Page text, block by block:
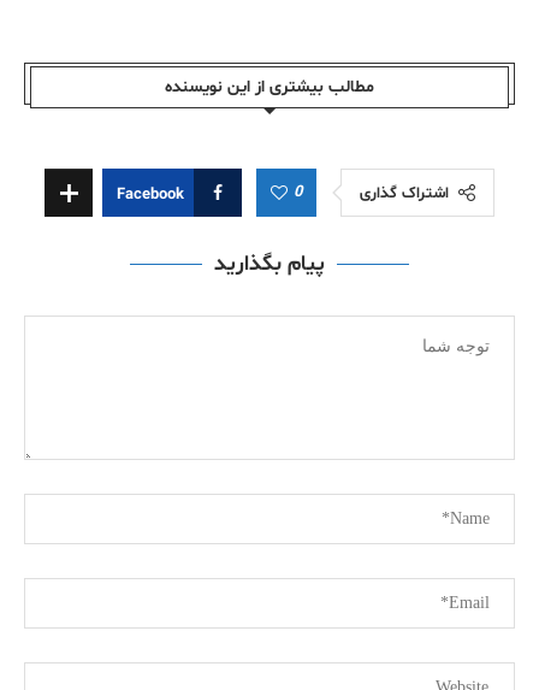
مطالب بیشتری از این نویسندە
اشتراک گذاری 0
Facebook
پیام بگذارید